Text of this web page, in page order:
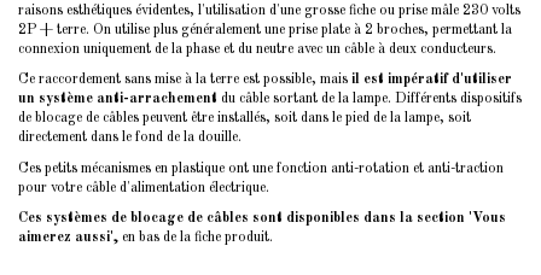
raisons esthétiques évidentes, l'utilisation d'une grosse fiche ou prise mâle 230 volts
2P + terre. On utilise plus généralement une prise plate à 2 broches, permettant la
connexion uniquement de la phase et du neutre avec un câble à deux conducteurs.
Ce raccordement sans mise à la terre est possible, mais il est impératif d'utiliser
un système anti-arrachement du câble sortant de la lampe. Différents dispositifs
de blocage de câbles peuvent être installés, soit dans le pied de la lampe, soit
directement dans le fond de la douille.
Ces petits mécanismes en plastique ont une fonction anti-rotation et anti-traction
pour votre câble d'alimentation électrique.
Ces systèmes de blocage de câbles sont disponibles dans la section 'Vous
aimerez aussi', en bas de la fiche produit.